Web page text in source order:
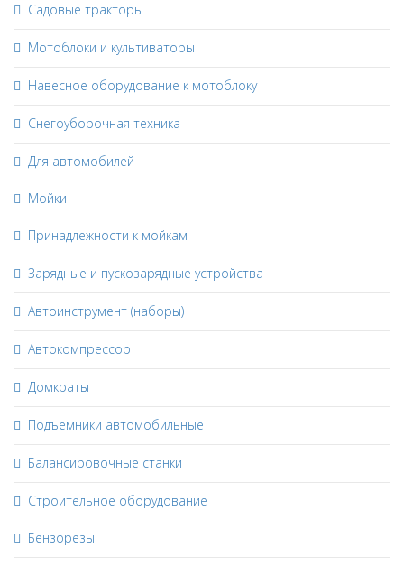
Садовые тракторы
Мотоблоки и культиваторы
Навесное оборудование к мотоблоку
Снегоуборочная техника
Для автомобилей
Мойки
Принадлежности к мойкам
Зарядные и пускозарядные устройства
Автоинструмент (наборы)
Автокомпрессор
Домкраты
Подъемники автомобильные
Балансировочные станки
Строительное оборудование
Бензорезы